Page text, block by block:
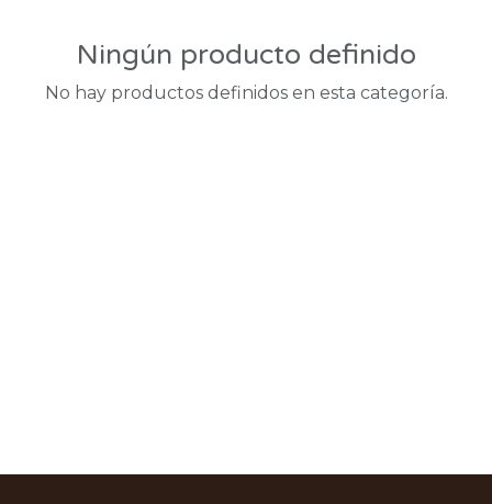
Ningún producto definido
No hay productos definidos en esta categoría.